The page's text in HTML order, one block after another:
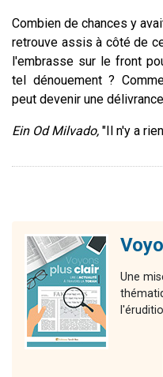
Combien de chances y
retrouve assis à côté de
l'embrasse sur le front
tel dénouement ?
peut devenir une
Ein Od Milvado, "Il n'y a
Une